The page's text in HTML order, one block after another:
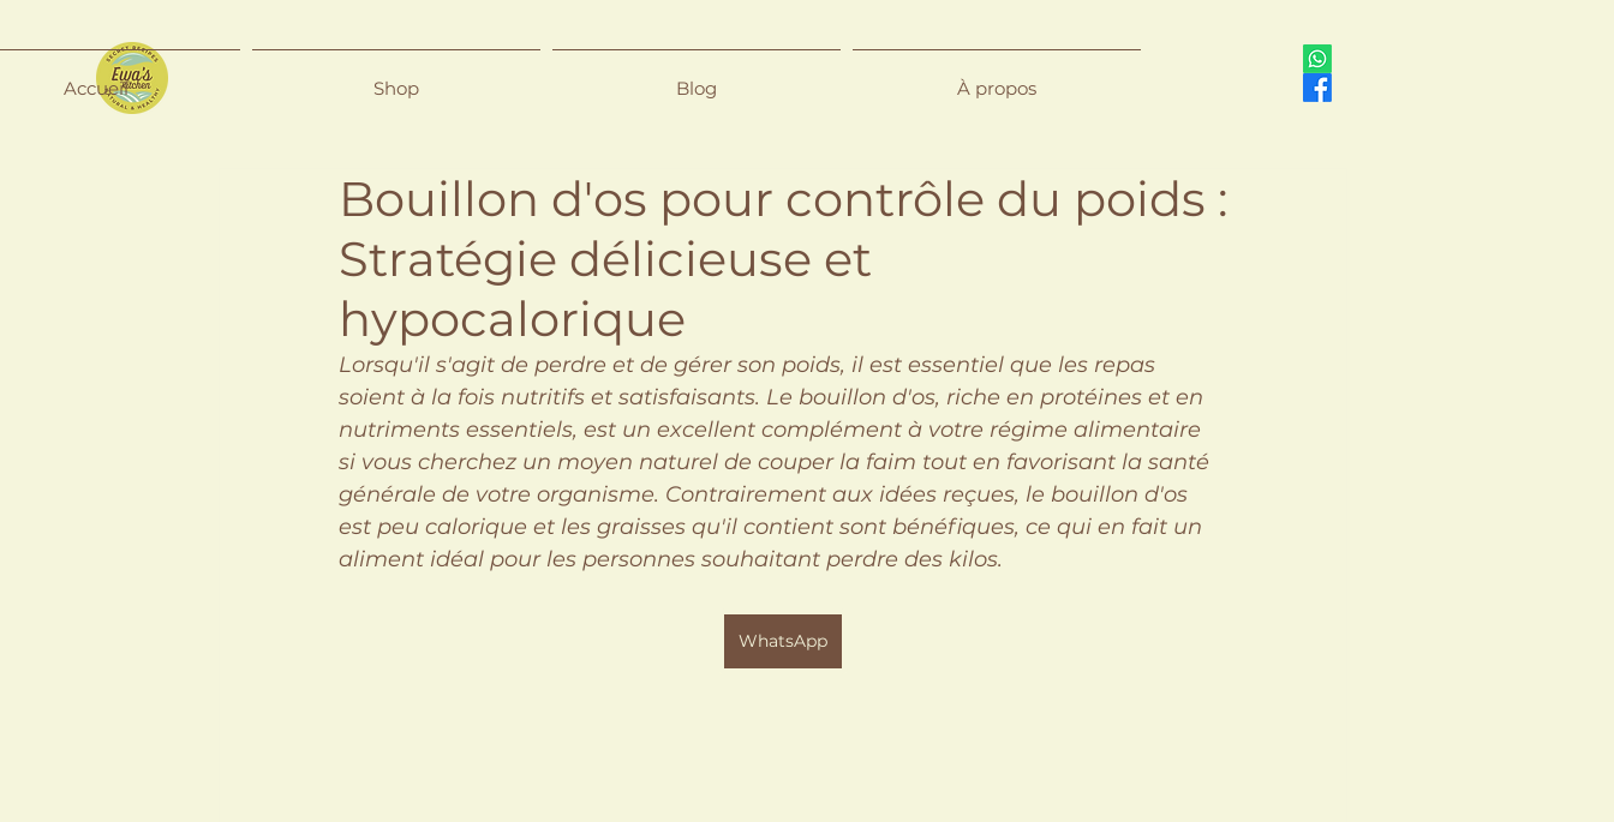
Accueil Shop Blog À propos
Bouillon d'os pour contrôle du poids :
Stratégie délicieuse et
hypocalorique
Lorsqu'il s'agit de perdre et de gérer son poids, il est essentiel que les repas
soient à la fois nutritifs et satisfaisants. Le bouillon d'os, riche en protéines et en
nutriments essentiels, est un excellent complément à votre régime alimentaire
si vous cherchez un moyen naturel de couper la faim tout en favorisant la santé
générale de votre organisme. Contrairement aux idées reçues, le bouillon d'os
est peu calorique et les graisses qu'il contient sont bénéfiques, ce qui en fait un
aliment idéal pour les personnes souhaitant perdre des kilos.
WhatsApp